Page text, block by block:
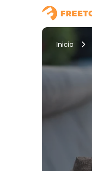
Inicio